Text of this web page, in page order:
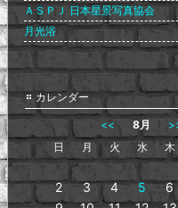
ＡＳＰＪ 日本星景写真協会
月光浴
カレンダー
<< 8月
日
月 火 水 木
2
3 4 5 6